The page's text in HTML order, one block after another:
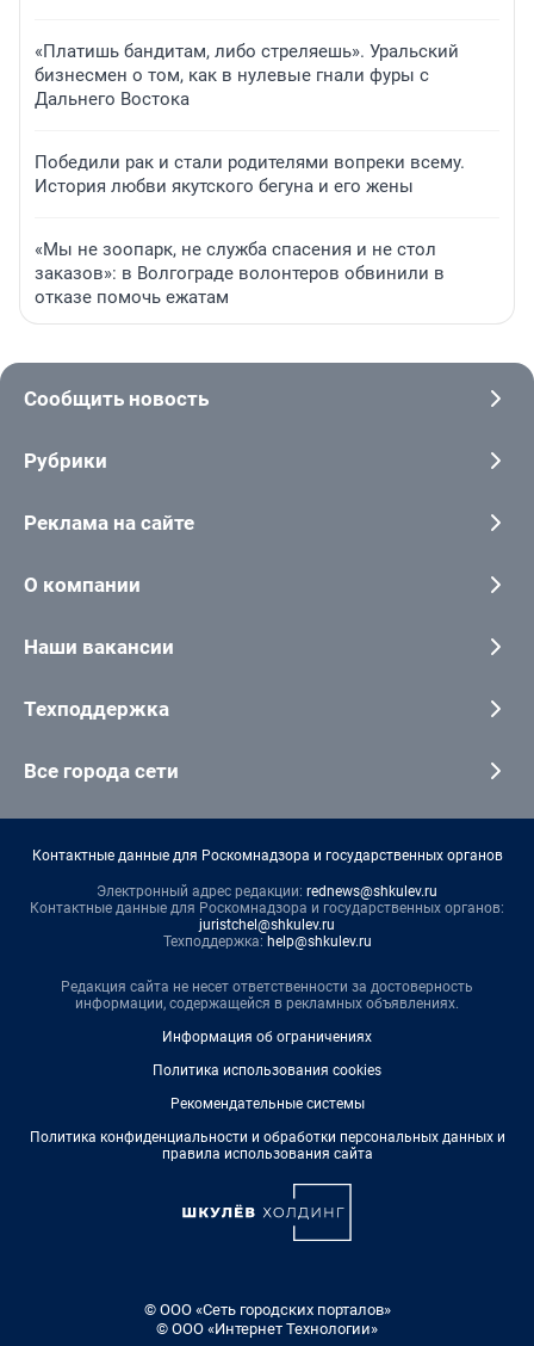
«Платишь бандитам, либо стреляешь». Уральский
бизнесмен о том, как в нулевые гнали фуры с
Дальнего Востока
Победили рак и стали родителями вопреки всему.
История любви якутского бегуна и его жены
«Мы не зоопарк, не служба спасения и не стол
заказов»: в Волгограде волонтеров обвинили в
отказе помочь ежатам
Сообщить новость
Рубрики
Реклама на сайте
О компании
Наши вакансии
Техподдержка
Все города сети
Контактные данные для Роскомнадзора и государственных органов
Электронный адрес редакции: rednews@shkulev.ru
Контактные данные для Роскомнадзора и государственных органов:
juristchel@shkulev.ru
Техподдержка: help@shkulev.ru
Редакция сайта не несет ответственности за достоверность
информации, содержащейся в рекламных объявлениях.
Информация об ограничениях
Политика использования cookies
Рекомендательные системы
Политика конфиденциальности и обработки персональных данных и
правила использования сайта
© ООО «Сеть городских порталов»
© ООО «Интернет Технологии»